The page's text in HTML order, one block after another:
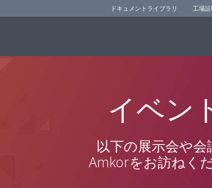
ドキュメントライブラリ 工場
イベン
以下の展示会や会
Amkorをお訪ねく